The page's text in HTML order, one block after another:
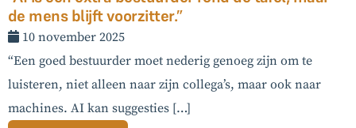
de mens blijft voorzitter.”
10 november 2025
“Een goed bestuurder moet nederig genoeg zijn om te
luisteren, niet alleen naar zijn collega’s, maar ook naar
machines. AI kan suggesties […]